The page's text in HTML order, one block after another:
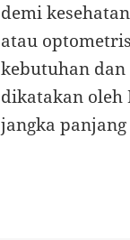
demi
atau
kebutuhan dan
dikatakan oleh
jangka